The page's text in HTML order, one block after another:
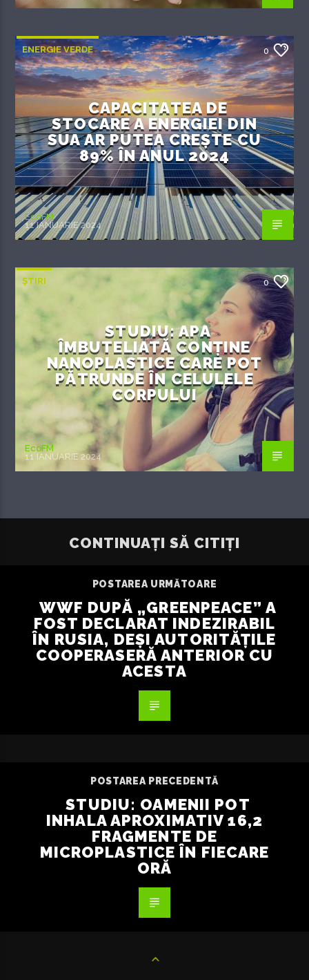
ENERGIE VERDE 0
CAPACITATEA DE
STOCARE A ENERGIEI DIN
SUA AR PUTEA CREȘTE CU
89% ÎN ANUL 2024
EcoFM
11 IANUARIE 2024
ȘTIRI 0
STUDIU: APA
ÎMBUTELIATĂ CONȚINE
NANOPLASTICE CARE POT
PĂTRUNDE ÎN CELULELE
CORPULUI
EcoFM
11 IANUARIE 2024
CONTINUAȚI SĂ CITIȚI
POSTAREA URMĂTOARE
WWF DUPĂ „GREENPEACE” A
FOST DECLARAT INDEZIRABIL
ÎN RUSIA, DEȘI AUTORITĂȚILE
COOPERASERĂ ANTERIOR CU
ACESTA
POSTAREA PRECEDENTĂ
STUDIU: OAMENII POT
INHALA APROXIMATIV 16,2
FRAGMENTE DE
MICROPLASTICE ÎN FIECARE
ORĂ